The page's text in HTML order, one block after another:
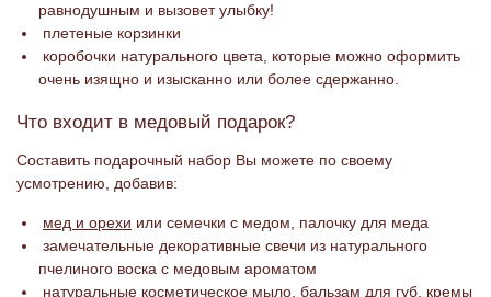
равнодушным и вызовет улыбку!
плетеные корзинки
коробочки натурального цвета, которые можно оформить
очень изящно и изысканно или более сдержанно.
Что входит в медовый подарок?
Составить подарочный набор Вы можете по своему
усмотрению, добавив:
мед и орехи или семечки с медом, палочку для меда
замечательные декоративные свечи из натурального
пчелиного воска с медовым ароматом
натуральные косметическое мыло, бальзам для губ, кремы